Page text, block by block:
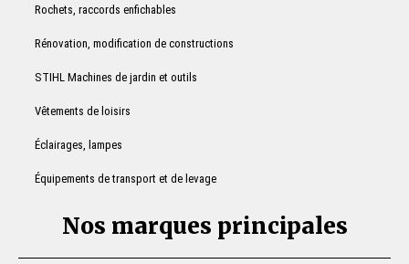
Rochets, raccords enfichables
Rénovation, modification de constructions
STIHL Machines de jardin et outils
Vêtements de loisirs
Éclairages, lampes
Équipements de transport et de levage
Nos marques principales